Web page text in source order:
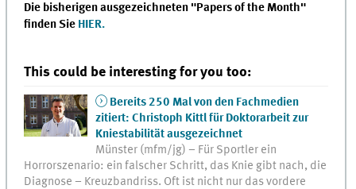
Die bisherigen ausgezeichneten "Papers of the Month"
finden Sie HIER.
This could be interesting for you too:
Bereits 250 Mal von den Fachmedien
zitiert: Christoph Kittl für Doktorarbeit zur
Kniestabilität ausgezeichnet
Münster (mfm/jg) – Für Sportler ein
Horrorszenario: ein falscher Schritt, das Knie gibt nach, die
Diagnose – Kreuzbandriss. Oft ist nicht nur das vordere